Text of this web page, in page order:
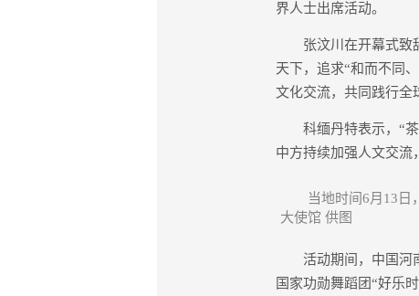
界人士出席活动。
张汶川在开幕式致辞
天下，追求“和而不同
文化交流，共同践行全
科缅丹特表示，“茶
中方持续加强人文交流
当地时间6月13
大使馆 供图
活动期间，中国河南
国家功勋舞蹈团“好乐